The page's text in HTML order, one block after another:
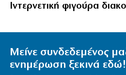
Ιντερνετική φιγούρα
Μείνε συνδεδεμένος
ενημέρωση ξεκινά εδώ!